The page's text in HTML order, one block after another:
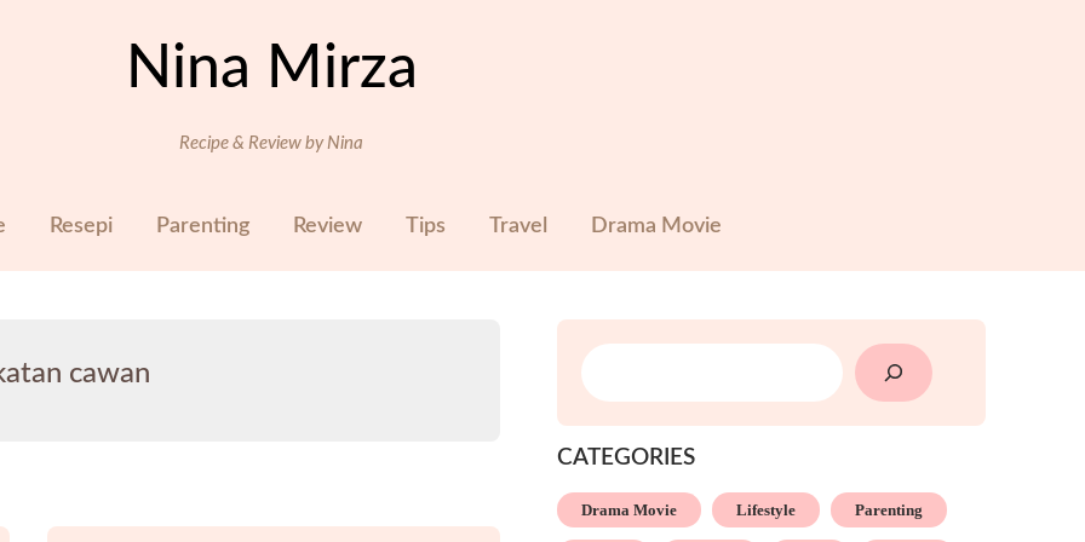
Nina Mirza
Recipe & Review by Nina
Resepi Parenting Review Tips Travel Drama Movie
cawan
SEARCH
CATEGORIES
Drama Movie Lifestyle Parenting